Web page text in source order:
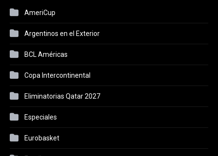
AmeriCup
Argentinos en el Exterior
BCL Américas
Copa Intercontinental
Eliminatorias Qatar 2027
Especiales
Eurobasket